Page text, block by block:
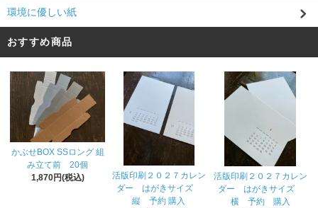
環境に優しい紙
おすすめ商品
かぶせBOX SSロング 組
み立て前 20個
1,870円(税込)
活版印刷２０２７カレン
ダー はがきサイズ
縦 予約 購入
活版印刷２０２７カレン
ダー はがきサイズ
横 予約 購入